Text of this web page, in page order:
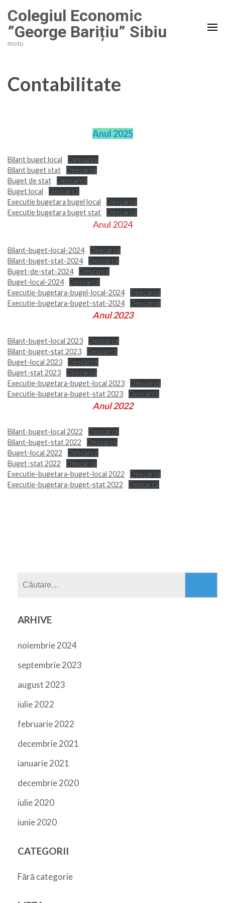
conținut
(apasă
Colegiul Economic
”George Barițiu” Sibiu
moto
Contabilitate
Anul 2025
Bilant buget local
Descarcă
Bilant buget stat
Descarcă
Buget de stat
Descarcă
Buget local
Descarcă
Executie bugetara bugel local
Descarcă
Executie bugetara buget stat
Descarcă
Anul 2024
Bilant-buget-local-2024
Descarcă
Bilant-buget-stat-2024
Descarcă
Buget-de-stat-2024
Descarcă
Buget-local-2024
Descarcă
Executie-bugetara-bugel-local-2024
Descarcă
Executie-bugetara-buget-stat-2024
Descarcă
Anul 2023
Bilant-buget-local 2023
Descarcă
Bilant-buget-stat 2023
Descarcă
Buget-local 2023
Descarcă
Buget-stat 2023
Descarcă
Executie-bugetara-buget-local 2023
Descarcă
Executie-bugetara-buget-stat 2023
Descarcă
Anul 2022
Bilant-buget-local 2022
Descarcă
Bilant-buget-stat 2022
Descarcă
Buget-local 2022
Descarcă
Buget-stat 2022
Descarcă
Executie-bugetara-buget-local 2022
Descarcă
Executie-bugetara-buget-stat 2022
Descarcă
ARHIVE
noiembrie 2024
septembrie 2023
august 2023
iulie 2022
februarie 2022
decembrie 2021
ianuarie 2021
decembrie 2020
iulie 2020
iunie 2020
CATEGORII
Fără categorie